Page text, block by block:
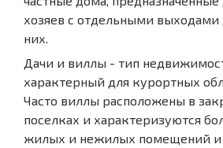
хозяев с отдельными выходами
них.
Дачи и виллы - тип
характерный для курортных
Часто виллы расположены в
поселках и характеризуются
жилых и нежилых помещений и